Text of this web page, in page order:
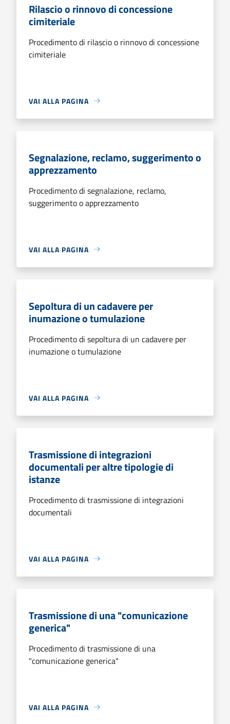
Rilascio o rinnovo di concessione
cimiteriale
Procedimento di rilascio o rinnovo di concessione
cimiteriale
VAI ALLA PAGINA
Segnalazione, reclamo, suggerimento o
apprezzamento
Procedimento di segnalazione, reclamo,
suggerimento o apprezzamento
VAI ALLA PAGINA
Sepoltura di un cadavere per
inumazione o tumulazione
Procedimento di sepoltura di un cadavere per
inumazione o tumulazione
VAI ALLA PAGINA
Trasmissione di integrazioni
documentali per altre tipologie di
istanze
Procedimento di trasmissione di integrazioni
documentali
VAI ALLA PAGINA
Trasmissione di una "comunicazione
generica"
Procedimento di trasmissione di una
"comunicazione generica"
VAI ALLA PAGINA